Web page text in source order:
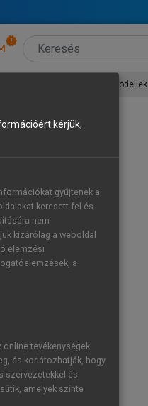
Intézményi és partnerségi modellek
kell az új
& Cunha,
a regionális
(pl. turisztikai
regionális és helyi
nek (
adatplatformok
2015;Bolívar, 2016
infrastruktúrák
keresztül
és inkluzív
kérjük,
gyűjtenek a
keresett fel és
nem
kizárólag a weboldal
elemzési
a
tevékenységek
és korlátozhatják, hogy
szervezetekkel és
amelyek szinte